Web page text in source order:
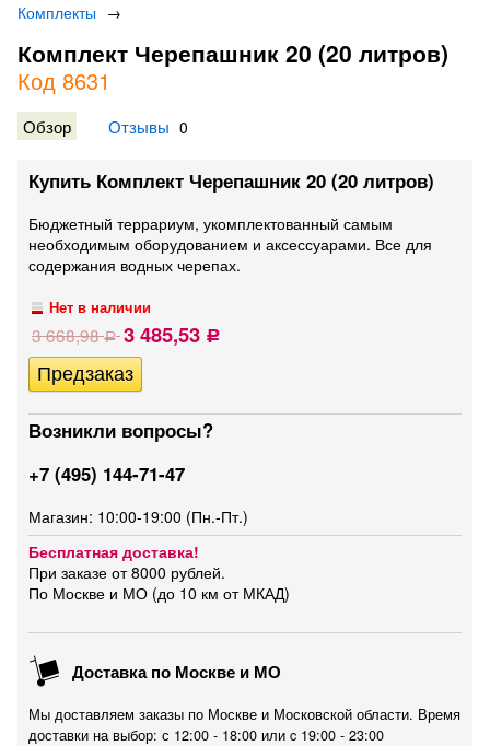
Комплекты →
Комплект Черепашник 20 (20 литров)
Код 8631
Обзор Отзывы 0
Купить Комплект Черепашник 20 (20 литров)
Бюджетный террариум, укомплектованный самым
необходимым оборудованием и аксессуарами. Все для
содержания водных черепах.
Нет в наличии
3 668,98Р 3 485,53 Р
Возникли вопросы?
+7 (495) 144-71-47
Магазин: 10:00-19:00 (Пн.-Пт.)
Бесплатная доставка!
При заказе от 8000 рублей.
По Москве и МО (до 10 км от МКАД)
Доставка по Москве и МО
Мы доставляем заказы по Москве и Московской области. Время
доставки на выбор: с 12:00 - 18:00 или c 19:00 - 23:00